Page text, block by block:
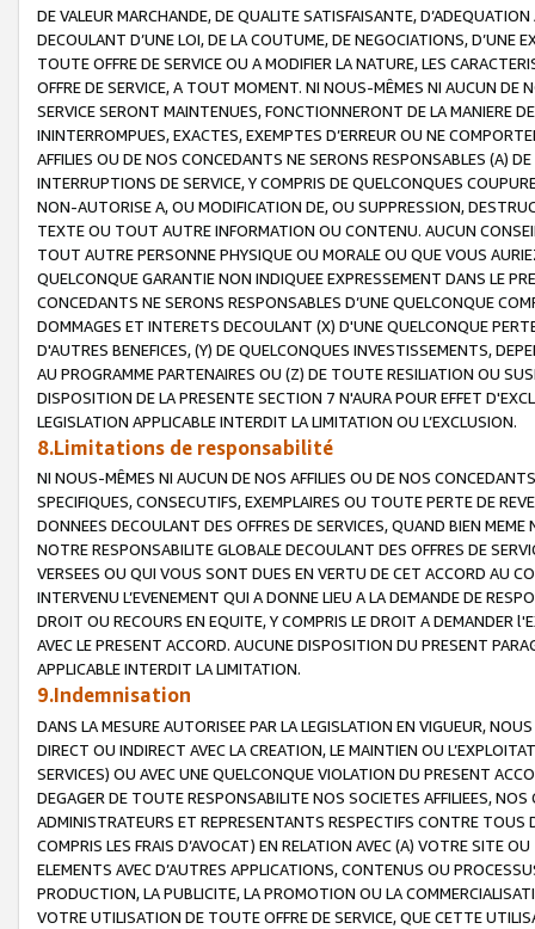
DE VALEUR MARCHANDE, DE QUALITE SATISFAISANTE,
DECOULANT D’UNE LOI, DE LA COUTUME, DE NEGOCIATIONS, D’UNE
TOUTE OFFRE DE SERVICE OU A MODIFIER LA NATURE, LES
OFFRE DE SERVICE, A TOUT MOMENT. NI NOUS-MÊMES NI AUCUN DE
SERVICE SERONT MAINTENUES, FONCTIONNERONT DE LA MANIERE
ININTERROMPUES, EXACTES, EXEMPTES D’ERREUR OU NE
AFFILIES OU DE NOS CONCEDANTS NE SERONS RESPONSABLES (A)
INTERRUPTIONS DE SERVICE, Y COMPRIS DE QUELCONQUES
NON-AUTORISE A, OU MODIFICATION DE, OU SUPPRESSION,
TEXTE OU TOUT AUTRE INFORMATION OU CONTENU. AUCUN
TOUT AUTRE PERSONNE PHYSIQUE OU MORALE OU QUE VOUS
QUELCONQUE GARANTIE NON INDIQUEE EXPRESSEMENT DANS LE
CONCEDANTS NE SERONS RESPONSABLES D’UNE QUELCONQUE
DOMMAGES ET INTERETS DECOULANT (X) D'UNE QUELCONQUE
D'AUTRES BENEFICES, (Y) DE QUELCONQUES INVESTISSEMENTS,
AU PROGRAMME PARTENAIRES OU (Z) DE TOUTE RESILIATION OU
DISPOSITION DE LA PRESENTE SECTION 7 N'AURA POUR EFFET
LEGISLATION APPLICABLE INTERDIT LA LIMITATION OU L’EXCLUSION.
8.Limitations de responsabilité
NI NOUS-MÊMES NI AUCUN DE NOS AFFILIES OU DE NOS
SPECIFIQUES, CONSECUTIFS, EXEMPLAIRES OU TOUTE PERTE DE
DONNEES DECOULANT DES OFFRES DE SERVICES, QUAND BIEN
NOTRE RESPONSABILITE GLOBALE DECOULANT DES OFFRES DE
VERSEES OU QUI VOUS SONT DUES EN VERTU DE CET ACCORD AU
INTERVENU L’EVENEMENT QUI A DONNE LIEU A LA DEMANDE DE
DROIT OU RECOURS EN EQUITE, Y COMPRIS LE DROIT A DEMANDER
AVEC LE PRESENT ACCORD. AUCUNE DISPOSITION DU PRESENT
APPLICABLE INTERDIT LA LIMITATION.
9.Indemnisation
DANS LA MESURE AUTORISEE PAR LA LEGISLATION EN VIGUEUR,
DIRECT OU INDIRECT AVEC LA CREATION, LE MAINTIEN OU
SERVICES) OU AVEC UNE QUELCONQUE VIOLATION DU PRESENT
DEGAGER DE TOUTE RESPONSABILITE NOS SOCIETES AFFILIEES,
ADMINISTRATEURS ET REPRESENTANTS RESPECTIFS CONTRE
COMPRIS LES FRAIS D’AVOCAT) EN RELATION AVEC (A) VOTRE SITE
ELEMENTS AVEC D’AUTRES APPLICATIONS, CONTENUS OU
PRODUCTION, LA PUBLICITE, LA PROMOTION OU LA
VOTRE UTILISATION DE TOUTE OFFRE DE SERVICE, QUE CETTE